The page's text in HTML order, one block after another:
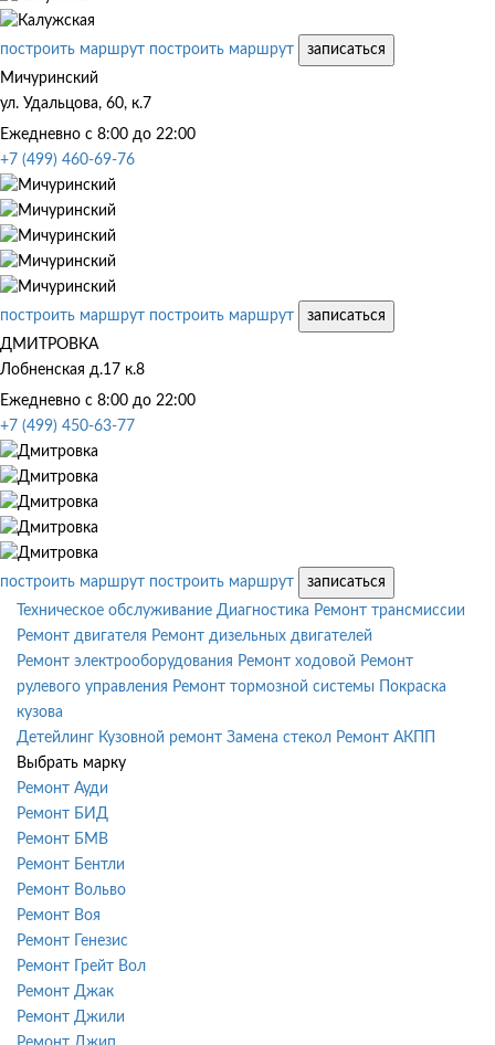
построить маршрут построить маршрут
записаться
Мичуринский
ул. Удальцова, 60, к.7
Ежедневно с 8:00 до 22:00
+7 (499) 460-69-76
построить маршрут построить маршрут
записаться
ДМИТРОВКА
Лобненская д.17 к.8
Ежедневно с 8:00 до 22:00
+7 (499) 450-63-77
построить маршрут построить маршрут
записаться
Техническое обслуживание Диагностика Ремонт трансмиссии
Ремонт двигателя Ремонт дизельных двигателей
Ремонт электрооборудования Ремонт ходовой Ремонт
рулевого управления Ремонт тормозной системы
Покраска
кузова
Детейлинг Кузовной ремонт Замена стекол Ремонт АКПП
Выбрать марку
Ремонт Ауди
Ремонт БИД
Ремонт БМВ
Ремонт Бентли
Ремонт Вольво
Ремонт Воя
Ремонт Генезис
Ремонт Грейт Вол
Ремонт Джак
Ремонт Джили